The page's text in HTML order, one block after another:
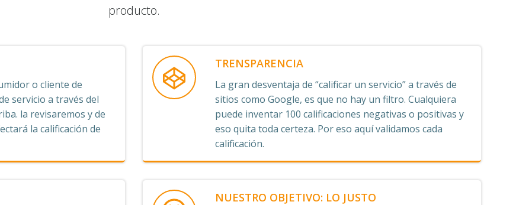
producto.
o cliente de
servicio a través del
la revisaremos y de
la calificación de
TRENSPARENCIA
La gran desventaja de “calificar un servicio” a través de
sitios como Google, es que no hay un filtro. Cualquiera
puede inventar 100 calificaciones negativas o positivas y
eso quita toda certeza. Por eso aquí validamos cada
calificación.
NUESTRO OBJETIVO: LO JUSTO